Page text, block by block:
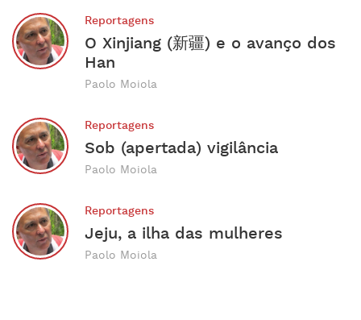
Reportagens
O Xinjiang (新疆) e o avanço dos
Han
Paolo Moiola
Reportagens
Sob (apertada) vigilância
Paolo Moiola
Reportagens
Jeju, a ilha das mulheres
Paolo Moiola